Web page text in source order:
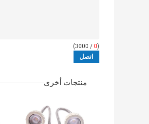
(
0
/ 3000)
منتجات أخرى